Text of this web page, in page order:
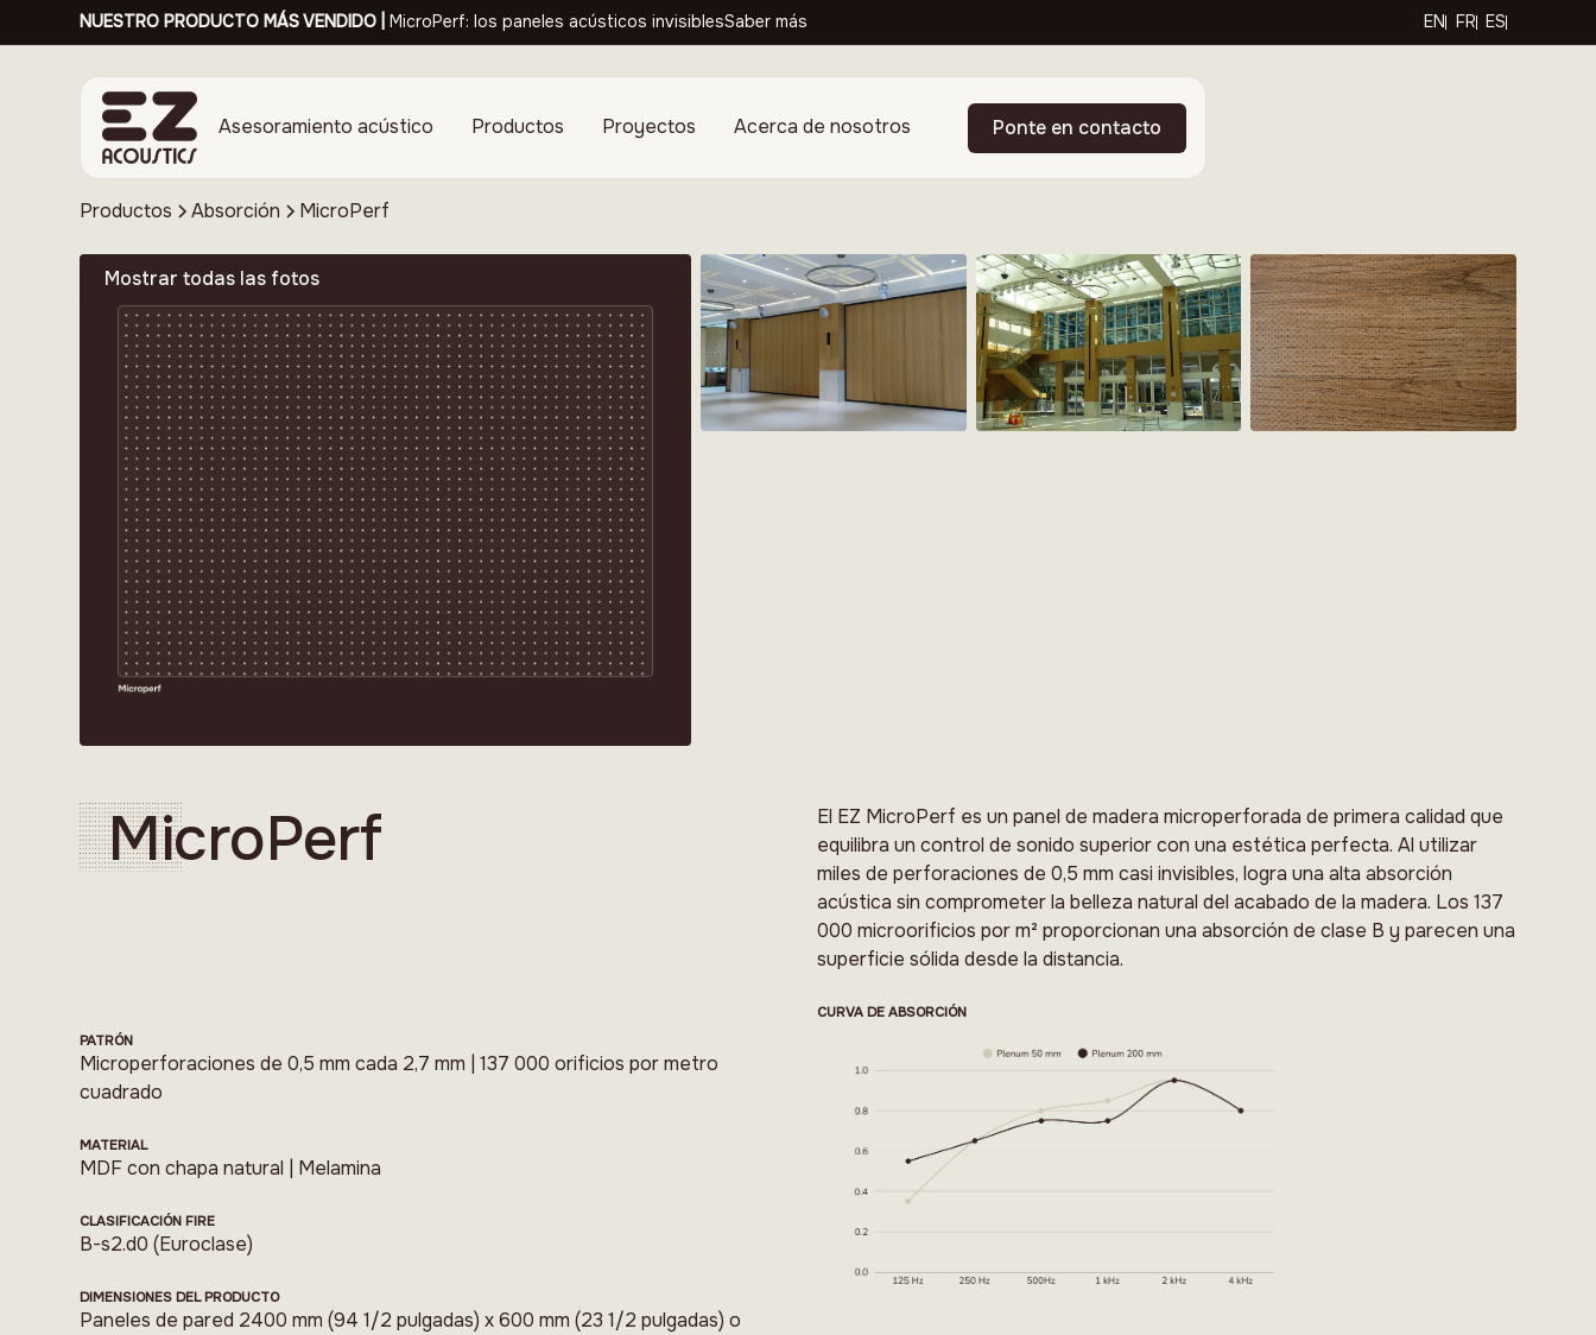
NUESTRO PRODUCTO MÁS VENDIDO |MicroPerf: los paneles acústicos invisiblesSaber más EN FR ES
Asesoramiento acústico Productos Proyectos Acerca de nosotros Ponte en contacto
Productos Absorción MicroPerf
Mostrar todas las fotos
MicroPerf
El EZ MicroPerf es un panel de madera microperforada de primera calidad que
equilibra un control de sonido superior con una estética perfecta. Al utilizar
miles de perforaciones de 0,5 mm casi invisibles, logra una alta absorción
acústica sin comprometer la belleza natural del acabado de la madera. Los 137
000 microorificios por m² proporcionan una absorción de clase B y parecen una
superficie sólida desde la distancia.
PATRÓN
Microperforaciones de 0,5 mm cada 2,7 mm | 137 000 orificios por metro
cuadrado
MATERIAL
MDF con chapa natural | Melamina
CLASIFICACIÓN FIRE
B-s2.d0 (Euroclase)
DIMENSIONES DEL PRODUCTO
Paneles de pared 2400 mm (94 1/2 pulgadas) x 600 mm (23 1/2 pulgadas) o
CURVA DE ABSORCIÓN